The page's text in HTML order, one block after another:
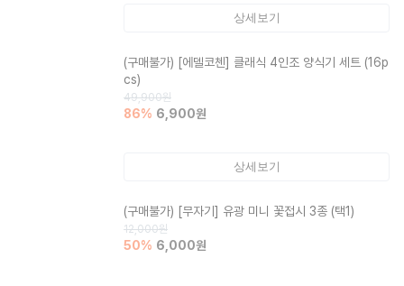
상세보기
(구매불가) [에델코첸] 클래식 4인조 양식기 세트 (16p
cs)
49,900원
86% 6,900원
상세보기
(구매불가) [무자기] 유광 미니 꽃접시 3종 (택1)
12,000원
50% 6,000원